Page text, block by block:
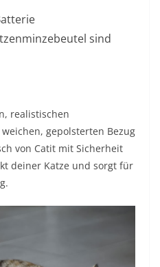
sind
realistischen
gepolsterten Bezug
von Catit mit Sicherheit
deiner Katze und sorgt für